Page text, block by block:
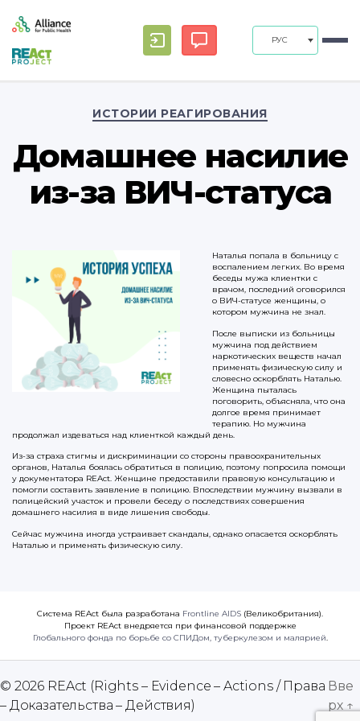
РУС
ИСТОРИИ РЕАГИРОВАНИЯ
Домашнее насилие
из-за ВИЧ-статуса
Наталья попала в больницу с
воспалением легких. Во время
беседы мужа клиентки с
врачом, последний оговорился
о ВИЧ-статусе женщины, о
котором мужчина не знал.
После выписки из больницы
мужчина под действием
наркотических веществ начал
применять физическую силу и
словесно оскорблять Наталью.
Женщина пыталась
поговорить, объясняла, что она
долгое время принимает
терапию. Но мужчина
продолжал издеваться над клиенткой каждый день.
Из-за страха стигмы и дискриминации со стороны правоохранительных
органов, Наталья боялась обратиться в полицию, поэтому попросила помощи
у документатора REAct. Женщине предоставили правовую консультацию и
помогли составить заявление в полицию. Впоследствии мужчину вызвали в
полицейский участок и провели беседу о последствиях совершения
домашнего насилия в виде лишения свободы.
Сейчас мужчина иногда устраивает скандалы, однако опасается оскорблять
Наталью и применять физическую силу.
Система REAct была разработана Frontline AIDS (Великобритания).
Проект REAct внедряется при финансовой поддержке
Глобального фонда по борьбе со СПИДом, туберкулезом и малярией.
© 2026 REAct (Rights – Evidence – Actions / Права
– Доказательства – Действия)
Вве
рх ↑